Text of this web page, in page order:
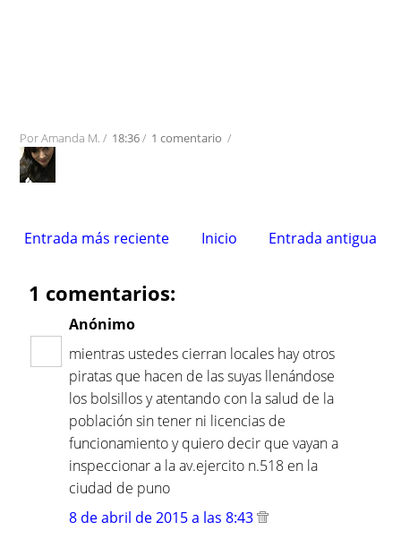
PorAmanda M. / 18:36/ 1 comentario /
Entrada más reciente Entrada antigua
Inicio
1 comentarios:
Anónimo
mientras ustedes cierran locales hay otros
piratas que hacen de las suyas llenándose
los bolsillos y atentando con la salud de la
población sin tener ni licencias de
funcionamiento y quiero decir que vayan a
inspeccionar a la av.ejercito n.518 en la
ciudad de puno
8 de abril de 2015 a las 8:43